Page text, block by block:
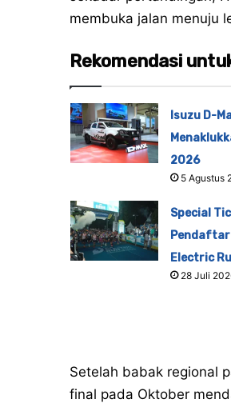
membuka jalan menuju
Rekomendasi
Isuzu D-
2026
5 Agustus
Special
Electric
28 Juli
Setelah babak regional
final pada Oktober